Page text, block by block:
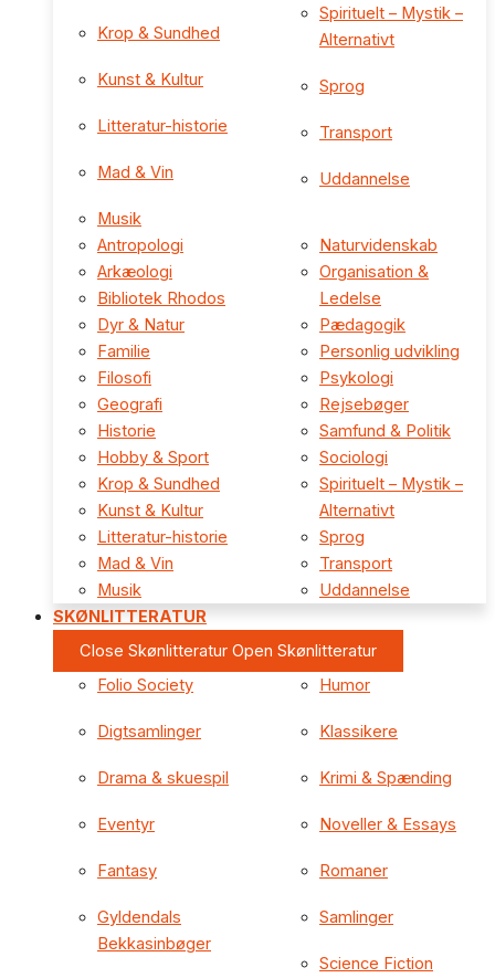
Krop & Sundhed
Kunst & Kultur
Litteratur-historie
Mad & Vin
Musik
Spirituelt – Mystik –
Alternativt
Sprog
Transport
Uddannelse
Antropologi
Arkæologi
Bibliotek Rhodos
Dyr & Natur
Familie
Filosofi
Geografi
Historie
Hobby & Sport
Krop & Sundhed
Kunst & Kultur
Litteratur-historie
Mad & Vin
Musik
Naturvidenskab
Organisation &
Ledelse
Pædagogik
Personlig udvikling
Psykologi
Rejsebøger
Samfund & Politik
Sociologi
Spirituelt – Mystik –
Alternativt
Sprog
Transport
Uddannelse
SKØNLITTERATUR
Close Skønlitteratur Open Skønlitteratur
Folio Society
Digtsamlinger
Drama & skuespil
Eventyr
Fantasy
Gyldendals
Bekkasinbøger
Humor
Klassikere
Krimi & Spænding
Noveller & Essays
Romaner
Samlinger
Science Fiction